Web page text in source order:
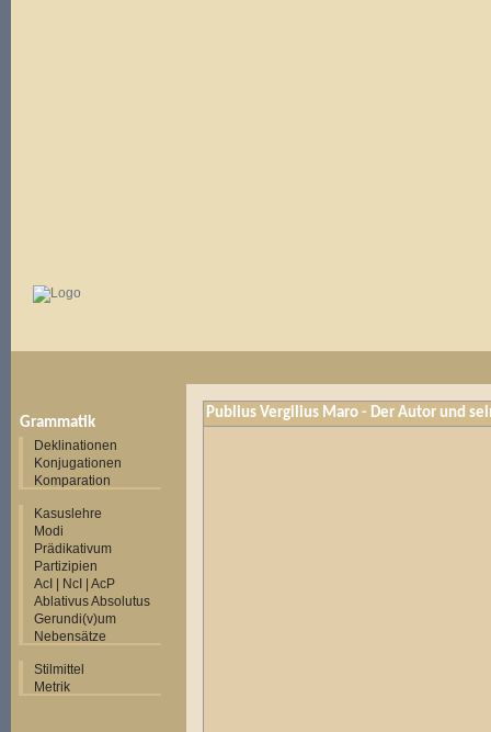
Grammatik
Deklinationen
Konjugationen
Komparation
Kasuslehre
Modi
Prädikativum
Partizipien
AcI | NcI | AcP
Ablativus Absolutus
Gerundi(v)um
Nebensätze
Stilmittel
Metrik
Publius Vergilius Maro - Der Autor und